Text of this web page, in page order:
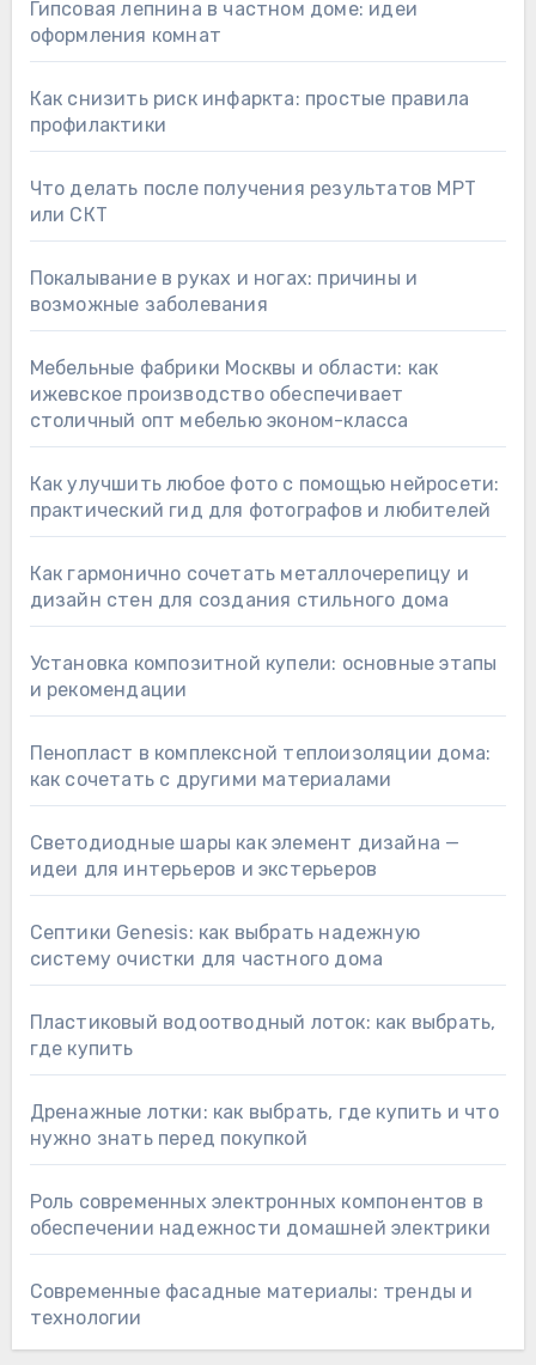
Гипсовая лепнина в частном доме: идеи
оформления комнат
Как снизить риск инфаркта: простые правила
профилактики
Что делать после получения результатов МРТ
или СКТ
Покалывание в руках и ногах: причины и
возможные заболевания
Мебельные фабрики Москвы и области: как
ижевское производство обеспечивает
столичный опт мебелью эконом-класса
Как улучшить любое фото с помощью нейросети:
практический гид для фотографов и любителей
Как гармонично сочетать металлочерепицу и
дизайн стен для создания стильного дома
Установка композитной купели: основные этапы
и рекомендации
Пенопласт в комплексной теплоизоляции дома:
как сочетать с другими материалами
Светодиодные шары как элемент дизайна —
идеи для интерьеров и экстерьеров
Септики Genesis: как выбрать надежную
систему очистки для частного дома
Пластиковый водоотводный лоток: как выбрать,
где купить
Дренажные лотки: как выбрать, где купить и что
нужно знать перед покупкой
Роль современных электронных компонентов в
обеспечении надежности домашней электрики
Современные фасадные материалы: тренды и
технологии